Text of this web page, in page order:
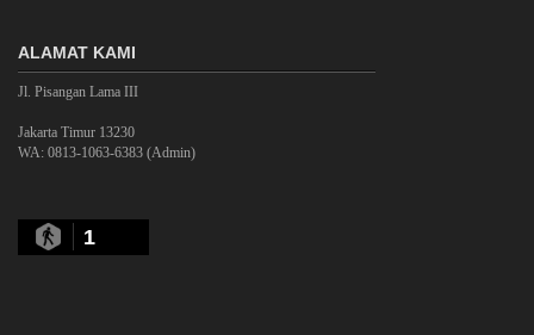
ALAMAT KAMI
Jl. Pisangan Lama III
Jakarta Timur 13230
WA: 0813-1063-6383 (Admin)
1